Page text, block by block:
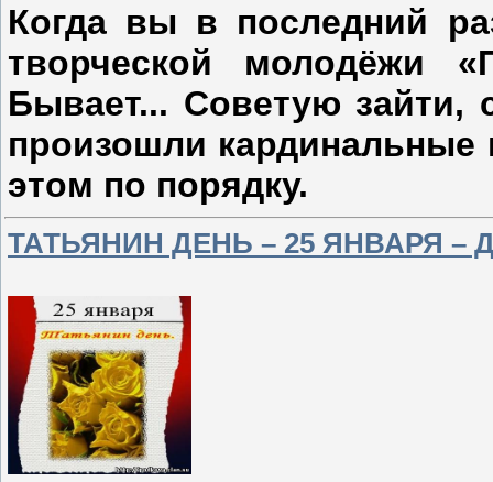
Когда вы в последний
творческой молодёжи
Бывает... Советую зайти,
произошли кардинальные
этом по порядку.
ТАТЬЯНИН ДЕНЬ – 25 ЯНВАРЯ –